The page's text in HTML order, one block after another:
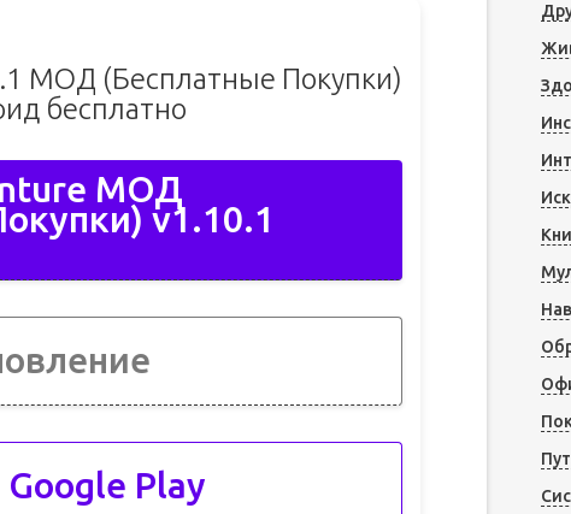
МОД (Бесплатные Покупки)
бесплатно
МОД
v1.10.1
Play